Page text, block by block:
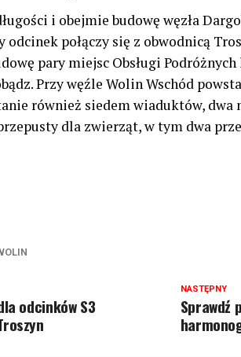
i obejmie budowę węzła
odcinek połączy się z obwodnicą
pary miejsc Obsługi
Przy węźle Wolin Wschód
również siedem wiaduktów, dwa
dla zwierząt, w tym dwa
NASTĘPNY
Sprawdź
odcinków S3